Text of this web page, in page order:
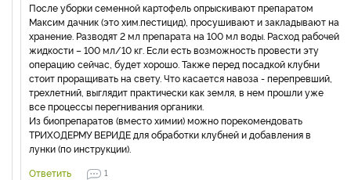
После уборки семенной картофель опрыскивают препаратом
Максим дачник (это хим.пестицид), просушивают и закладывают на
хранение. Разводят 2 мл препарата на 100 мл воды. Расход рабочей
жидкости – 100 мл/10 кг. Если есть возможность провести эту
операцию сейчас, будет хорошо. Также перед посадкой клубни
стоит проращивать на свету. Что касается навоза - перепревший,
трехлетний, выглядит практически как земля, в нем прошли уже
все процессы перегнивания органики.
Из биопрепаратов (вместо химии) можно порекомендовать
ТРИХОДЕРМУ ВЕРИДЕ для обработки клубней и добавления в
лунки (по инструкции).
Ответить
1